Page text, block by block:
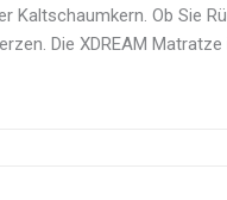
Kaltschaumkern. Ob Sie
Die XDREAM Matratze